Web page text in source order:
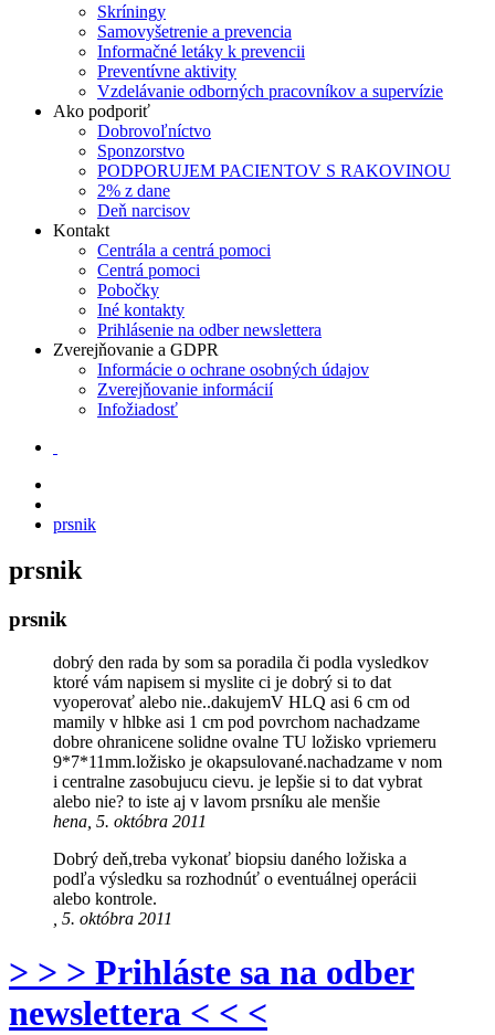
Skríningy
Samovyšetrenie a prevencia
Informačné letáky k prevencii
Preventívne aktivity
Vzdelávanie odborných pracovníkov a supervízie
Ako podporiť
Dobrovoľníctvo
Sponzorstvo
PODPORUJEM PACIENTOV S RAKOVINOU
2% z dane
Deň narcisov
Kontakt
Centrála a centrá pomoci
Centrá pomoci
Pobočky
Iné kontakty
Prihlásenie na odber newslettera
Zverejňovanie a GDPR
Informácie o ochrane osobných údajov
Zverejňovanie informácií
Infožiadosť
prsnik
prsnik
prsnik
dobrý den rada by som sa poradila či podla vysledkov
ktoré vám napisem si myslite ci je dobrý si to dat
vyoperovať alebo nie..dakujemV HLQ asi 6 cm od
mamily v hlbke asi 1 cm pod povrchom nachadzame
dobre ohranicene solidne ovalne TU ložisko vpriemeru
9*7*11mm.ložisko je okapsulované.nachadzame v nom
i centralne zasobujucu cievu. je lepšie si to dat vybrat
alebo nie? to iste aj v lavom prsníku ale menšie
hena, 5. októbra 2011
Dobrý deň,treba vykonať biopsiu daného ložiska a
podľa výsledku sa rozhodnúť o eventuálnej operácii
alebo kontrole.
, 5. októbra 2011
> > > Prihláste sa na odber
newslettera < < <